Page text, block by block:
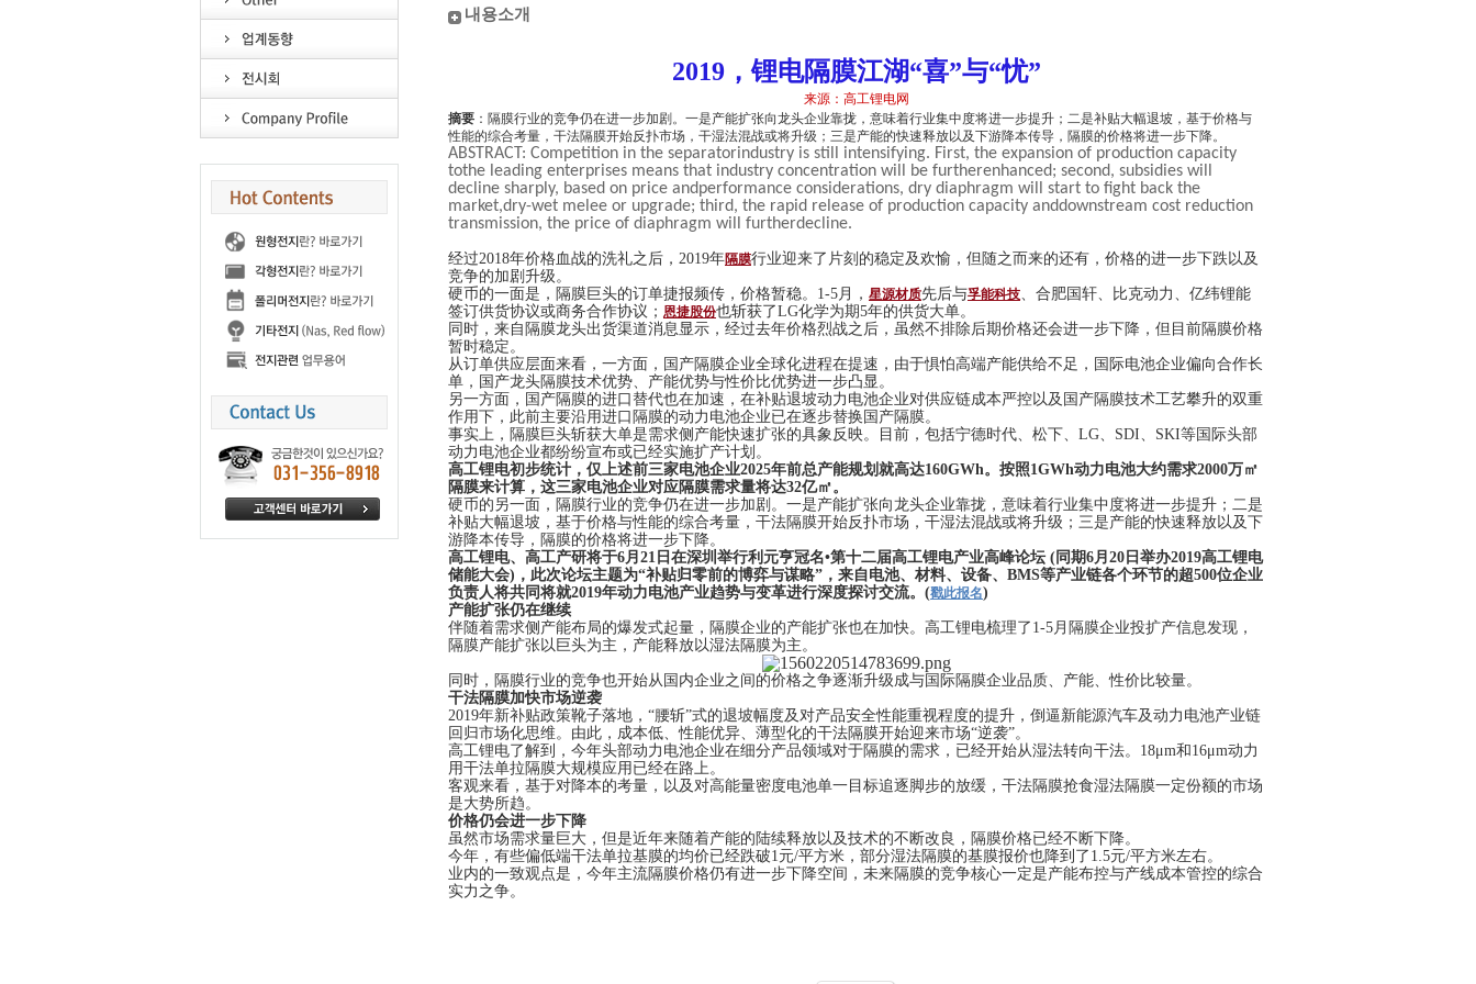
내용소개
2019，锂电隔膜江湖“喜”与“忧”
来源：高工锂电网
摘要 ：隔膜行业的竞争仍在进一步加剧。一是产能扩张向龙头企业靠拢，意味着行业集中度将进一步提升；二是补贴大幅退坡，基于价格与
性能的综合考量，干法隔膜开始反扑市场，干湿法混战或将升级；三是产能的快速释放以及下游降本传导，隔膜的价格将进一步下降。
ABSTRACT: Competition in the separatorindustry is still intensifying. First, the expansion of production capacity
tothe leading enterprises means that industry concentration will be furtherenhanced; second, subsidies will
decline sharply, based on price andperformance considerations, dry diaphragm will start to fight back the
market,dry-wet melee or upgrade; third, the rapid release of production capacity anddownstream cost reduction
transmission, the price of diaphragm will furtherdecline.
经过2018年价格血战的洗礼之后， 2019年隔膜行业迎来了片刻的稳定及欢愉，但随之而来的还有，价格的进一步下跌以及
竞争的加剧升级。
硬币的一面是，隔膜巨头的订单捷报频传，价格暂稳。 1-5月， 星源材质先后与孚能科技、合肥国轩、比克动力、亿纬锂能
签订供货协议或商务合作协议； 恩捷股份也斩获了LG化学为期5年的供货大单。
同时，来自隔膜龙头出货渠道消息显示，经过去年价格烈战之后，虽然不排除后期价格还会进一步下降，但目前隔膜价格
暂时稳定。
从订单供应层面来看，一方面，国产隔膜企业全球化进程在提速，由于惧怕高端产能供给不足，国际电池企业偏向合作长
单，国产龙头隔膜技术优势、产能优势与性价比优势进一步凸显。
另一方面，国产隔膜的进口替代也在加速，在补贴退坡动力电池企业对供应链成本严控以及国产隔膜技术工艺攀升的双重
作用下，此前主要沿用进口隔膜的动力电池企业已在逐步替换国产隔膜。
事实上，隔膜巨头斩获大单是需求侧产能快速扩张的具象反映。目前，包括宁德时代、松下、 LG、 SDI、 SKI等国际头部
动力电池企业都纷纷宣布或已经实施扩产计划。
高工锂电初步统计，仅上述前三家电池企业2025年前总产能规划就高达160GWh。按照1GWh动力电池大约需求2000万㎡
隔膜来计算，这三家电池企业对应隔膜需求量将达32亿㎡。
硬币的另一面，隔膜行业的竞争仍在进一步加剧。一是产能扩张向龙头企业靠拢，意味着行业集中度将进一步提升；二是
补贴大幅退坡，基于价格与性能的综合考量，干法隔膜开始反扑市场，干湿法混战或将升级；三是产能的快速释放以及下
游降本传导，隔膜的价格将进一步下降。
高工锂电、高工产研将于6月 21 日在深圳举行利元亨冠名•第十二届高工锂电产业高峰论坛 ( 同期6月 20 日举办2019高工锂电
储能大会) ，此次论坛主题为“补贴归零前的博弈与谋略”，来自电池、材料、设备、 BMS等产业链各个环节的超500位企业
负责人将共同将就2019年动力电池产业趋势与变革进行深度探讨交流。 (戳此报名)
产能扩张仍在继续
伴随着需求侧产能布局的爆发式起量，隔膜企业的产能扩张也在加快。高工锂电梳理了 1-5月隔膜企业投扩产信息发现，
隔膜产能扩张以巨头为主，产能释放以湿法隔膜为主。
同时，隔膜行业的竞争也开始从国内企业之间的价格之争逐渐升级成与国际隔膜企业品质、产能、性价比较量。
干法隔膜加快市场逆袭
2019年新补贴政策靴子落地，“腰斩”式的退坡幅度及对产品安全性能重视程度的提升，倒逼新能源汽车及动力电池产业链
回归市场化思维。由此，成本低、性能优异、薄型化的干法隔膜开始迎来市场“逆袭”。
高工锂电了解到，今年头部动力电池企业在细分产品领域对于隔膜的需求，已经开始从湿法转向干法。 18μm和 16μm动力
用干法单拉隔膜大规模应用已经在路上。
客观来看，基于对降本的考量，以及对高能量密度电池单一目标追逐脚步的放缓，干法隔膜抢食湿法隔膜一定份额的市场
是大势所趋。
价格仍会进一步下降
虽然市场需求量巨大，但是近年来随着产能的陆续释放以及技术的不断改良，隔膜价格已经不断下降。
今年，有些偏低端干法单拉基膜的均价已经跌破1元/平方米，部分湿法隔膜的基膜报价也降到了 1.5元/平方米左右。
业内的一致观点是，今年主流隔膜价格仍有进一步下降空间，未来隔膜的竞争核心一定是产能布控与产线成本管控的综合
实力之争。